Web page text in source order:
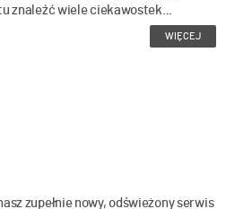
znaleźć wiele ciekawostek...
WIĘCEJ
zupełnie nowy, odświeżony serwis